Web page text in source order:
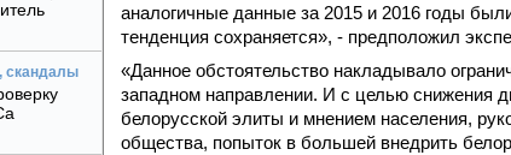
, скандалы
аналогичные данные за 2015 и 2016 годы
тенденция сохраняется», - предположил
«Данное обстоятельство накладывало
западном направлении. И с целью снижения
белорусской элиты и мнением населения,
общества, попыток в большей внедрить